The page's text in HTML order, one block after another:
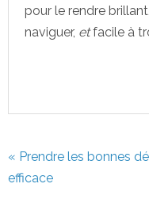
pour le rendre
naviguer, etfacile à
« Prendre les bonnes
efficace